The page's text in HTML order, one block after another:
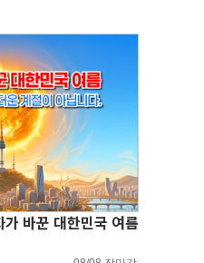
바꾼 대한민국 여름